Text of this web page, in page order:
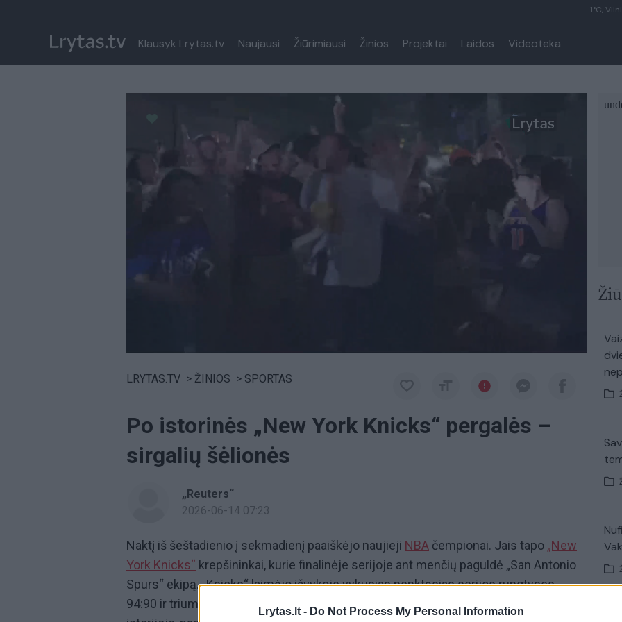
Lrytas.lt - Do Not Process My Personal Information
1°C,
Klausyk Lrytas.tv Naujausi Žiūrimiausi Žinios Projektai Laidos Videoteka
LRYTAS.TV > ŽINIOS > SPORTAS
Po istorinės „New York Knicks“ pergalės –
sirgalių šėlionės
„Reuters“
2026-06-14 07:23
Naktį iš šeštadienio į sekmadienį paaiškėjo naujieji NBA čempionai. Jais tapo „New
York Knicks“ krepšininkai, kurie finalinėje serijoje ant menčių paguldė „San Antonio
Spurs“ ekipą. „Knicks“ laimėjo išvykoje vykusias penktąsias serijos rungtynes
94:90 ir triumfavo serijoje iki keturių pergalių 4:1. Tai trečiasis „Knicks“ titulas klubo